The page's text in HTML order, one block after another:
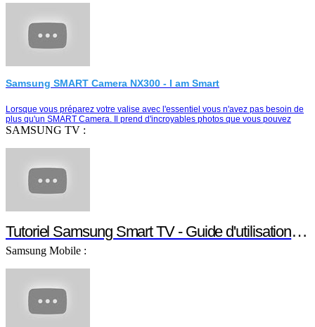
Samsung SMART Camera NX300 - I am Smart
Lorsque vous préparez votre valise avec l'essentiel vous n'avez pas besoin de
plus qu'un SMART Camera. Il prend d'incroyables photos que vous pouvez
partager instantanément e…
SAMSUNG TV :
Tutoriel Samsung Smart TV - Guide d'utilisation Smart TV
Samsung Mobile :